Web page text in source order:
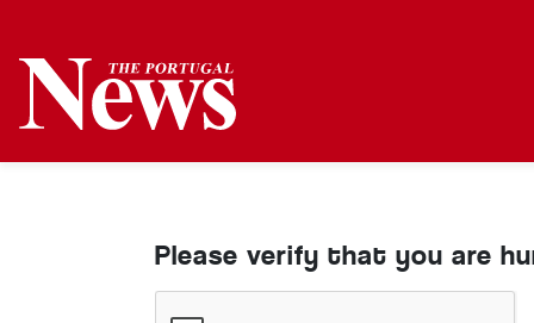
Please verify that you are